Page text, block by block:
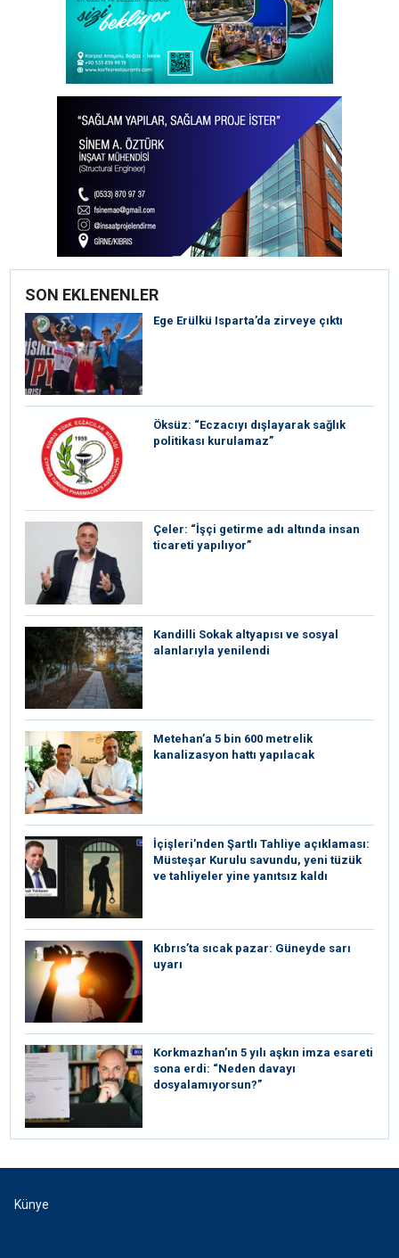
SON EKLENENLER
Ege Erülkü Isparta’da zirveye çıktı
Öksüz: “Eczacıyı dışlayarak sağlık
politikası kurulamaz”
Çeler: “İşçi getirme adı altında insan
ticareti yapılıyor”
Kandilli Sokak altyapısı ve sosyal
alanlarıyla yenilendi
Metehan’a 5 bin 600 metrelik
kanalizasyon hattı yapılacak
İçişleri’nden Şartlı Tahliye açıklaması:
Müsteşar Kurulu savundu, yeni tüzük
ve tahliyeler yine yanıtsız kaldı
Kıbrıs’ta sıcak pazar: Güneyde sarı
uyarı
Korkmazhan’ın 5 yılı aşkın imza esareti
sona erdi: “Neden davayı
dosyalamıyorsun?”
Künye